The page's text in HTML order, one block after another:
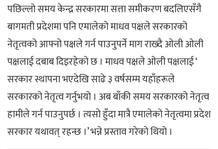
पछिल्लो समय केन्द्र सरकारमा सत्ता समीकरण बदलिएसँगै
बागमती प्रदेशमा पनि एमालेको माधव पक्षले सरकारको
नेतृत्वको आफ्नो पक्षले गर्न पाउनुपर्ने माग राख्दै ओली ओली
पक्षलाई दबाब दिइरहेको छ । माधव पक्षले ओली पक्षलाई ‘
सरकार स्थापना भएदेखि साढे ३ वर्षसम्म यहाँहरूले
सरकारको नेतृत्व गर्नुभयो । अब बाँकी समय सरकारको नेतृत्व
हामीले गर्न पाउनुपर्छ । त्यसो हुँदा मात्रै एमालेको नेतृत्वमा प्रदेश
सरकार यथावत् रहन्छ ।’ भन्ने प्रस्ताव गरेको थियो ।